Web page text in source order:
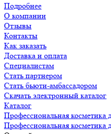
Подробнее
О компании
Отзывы
Контакты
Как заказать
Доставка и оплата
Специалистам
Стать партнером
Стать бьюти-амбассадором
Скачать электронный каталог
Каталог
Профессиональная косметика
Профессиональная косметика